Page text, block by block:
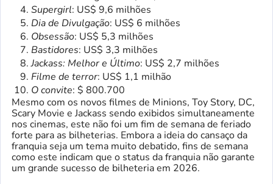
Supergirl: US$ 9,6 milhões
Dia de Divulgação: US$ 6 milhões
Obsessão: US$ 5,3 milhões
Bastidores: US$ 3,3 milhões
Jackass: Melhor e Último: US$ 2,7 milhões
Filme de terror: US$ 1,1 milhão
O convite: $ 800.700
Mesmo com os novos filmes de Minions, Toy Story, DC,
Scary Movie e Jackass sendo exibidos simultaneamente
nos cinemas, este não foi um fim de semana de feriado
forte para as bilheterias. Embora a ideia do cansaço da
franquia seja um tema muito debatido, fins de semana
como este indicam que o status da franquia não garante
um grande sucesso de bilheteria em 2026.